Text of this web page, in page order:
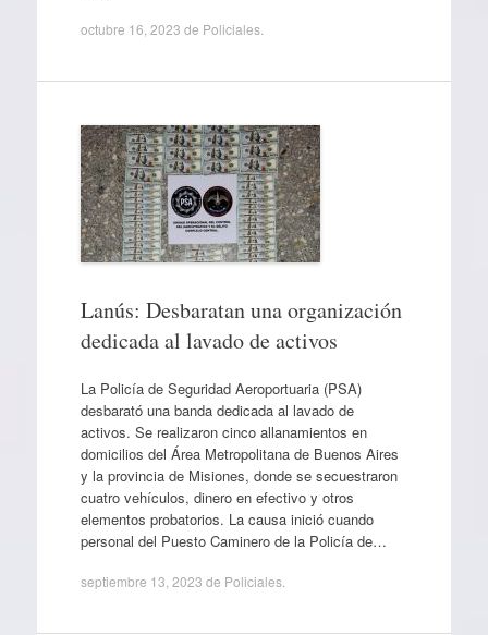
octubre 16, 2023 de Policiales.
Lanús: Desbaratan una organización
dedicada al lavado de activos
La Policía de Seguridad Aeroportuaria (PSA)
desbarató una banda dedicada al lavado de
activos. Se realizaron cinco allanamientos en
domicilios del Área Metropolitana de Buenos Aires
y la provincia de Misiones, donde se secuestraron
cuatro vehículos, dinero en efectivo y otros
elementos probatorios. La causa inició cuando
personal del Puesto Caminero de la Policía de…
septiembre 13, 2023 de Policiales.